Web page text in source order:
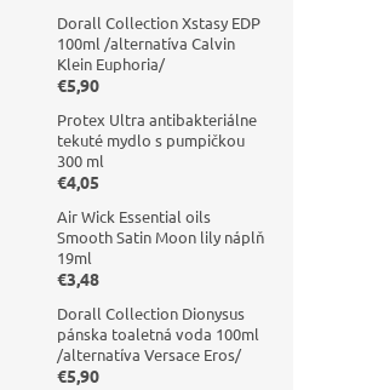
Dorall Collection Xstasy EDP
100ml /alternatíva Calvin
Klein Euphoria/
€5,90
Protex Ultra antibakteriálne
tekuté mydlo s pumpičkou
300 ml
€4,05
Air Wick Essential oils
Smooth Satin Moon lily náplň
19ml
€3,48
Dorall Collection Dionysus
pánska toaletná voda 100ml
/alternatíva Versace Eros/
€5,90